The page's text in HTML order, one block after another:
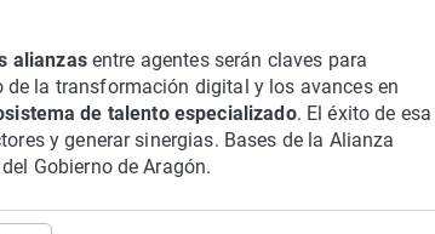
alianzasentre agentes serán claves para
de la transformación digital y los avances en
de talento especializado. El éxito de esa
y generar sinergias. Bases de la Alianza
Gobierno de Aragón.